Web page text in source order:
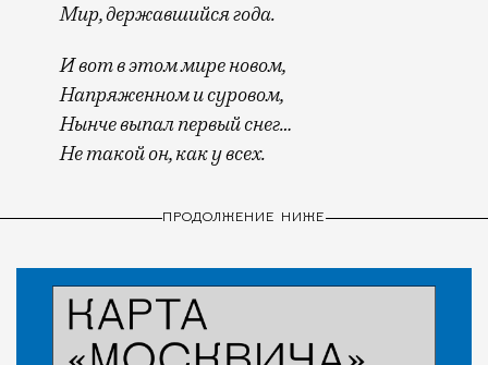
Мир, державшийся года.
И вот в этом мире новом,
Напряженном и суровом,
Нынче выпал первый снег…
Не такой он, как у всех.
ПРОДОЛЖЕНИЕ НИЖЕ